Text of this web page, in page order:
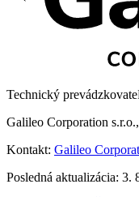
Technický
Galileo Corporation
Kontakt: Galileo
Posledná aktualizácia: 3.